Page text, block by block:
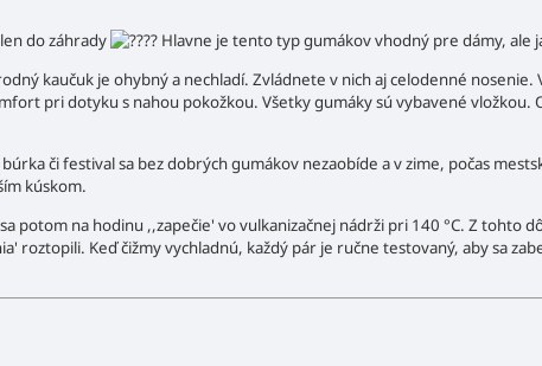
do záhrady Hlavne je tento typ gumákov vhodný pre dámy, ale
kaučuk je ohybný a nechladí. Zvládnete v nich aj celodenné nosenie.
pri dotyku s nahou pokožkou. Všetky gumáky sú vybavené vložkou.
či festival sa bez dobrých gumákov nezaobíde a v zime, počas
kúskom.
na hodinu ,,zapečie' vo vulkanizačnej nádrži pri 140 °C. Z tohto
roztopili. Keď čižmy vychladnú, každý pár je ručne testovaný, aby sa